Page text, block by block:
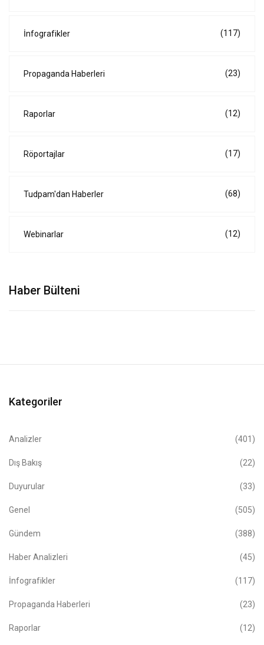
İnfografikler (117)
Propaganda Haberleri (23)
Raporlar (12)
Röportajlar (17)
Tudpam'dan Haberler (68)
Webinarlar (12)
Haber Bülteni
Kategoriler
Analizler (401)
Dış Bakış (22)
Duyurular (33)
Genel (505)
Gündem (388)
Haber Analizleri (45)
İnfografikler (117)
Propaganda Haberleri (23)
Raporlar (12)